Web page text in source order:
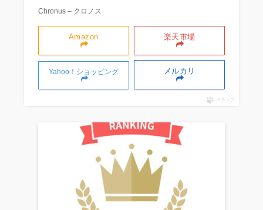
Chronus – クロノス
Amazon 楽天市場
Yahoo！ショッピング メルカリ
ポチップ